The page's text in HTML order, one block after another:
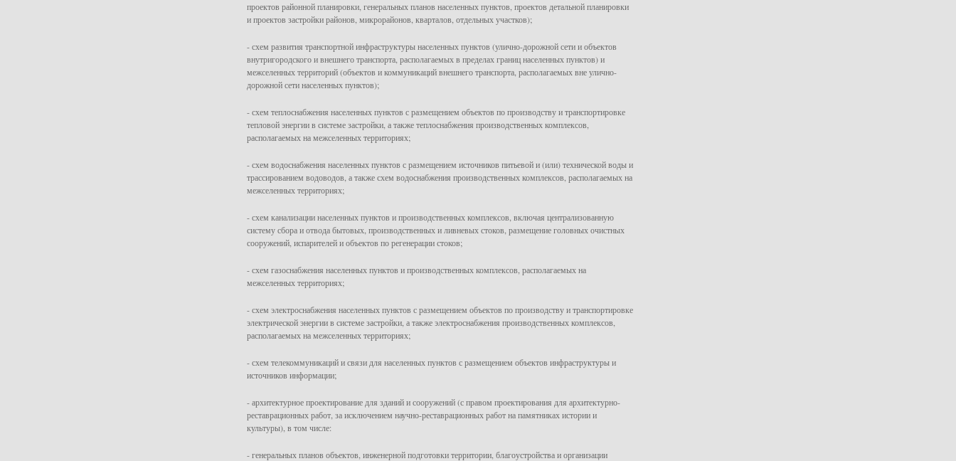
проектов районной планировки, генеральных планов населенных пунктов, проектов детальной планировки
и проектов застройки районов, микрорайонов, кварталов, отдельных участков);
- схем развития транспортной инфраструктуры населенных пунктов (улично-дорожной сети и объектов
внутригородского и внешнего транспорта, располагаемых в пределах границ населенных пунктов) и
межселенных территорий (объектов и коммуникаций внешнего транспорта, располагаемых вне улично-
дорожной сети населенных пунктов);
- схем теплоснабжения населенных пунктов с размещением объектов по производству и транспортировке
тепловой энергии в системе застройки, а также теплоснабжения производственных комплексов,
располагаемых на межселенных территориях;
- схем водоснабжения населенных пунктов с размещением источников питьевой и (или) технической воды и
трассированием водоводов, а также схем водоснабжения производственных комплексов, располагаемых на
межселенных территориях;
- схем канализации населенных пунктов и производственных комплексов, включая централизованную
систему сбора и отвода бытовых, производственных и ливневых стоков, размещение головных очистных
сооружений, испарителей и объектов по регенерации стоков;
- схем газоснабжения населенных пунктов и производственных комплексов, располагаемых на
межселенных территориях;
- схем электроснабжения населенных пунктов с размещением объектов по производству и транспортировке
электрической энергии в системе застройки, а также электроснабжения производственных комплексов,
располагаемых на межселенных территориях;
- схем телекоммуникаций и связи для населенных пунктов с размещением объектов инфраструктуры и
источников информации;
- архитектурное проектирование для зданий и сооружений (с правом проектирования для архитектурно-
реставрационных работ, за исключением научно-реставрационных работ на памятниках истории и
культуры), в том числе:
- генеральных планов объектов, инженерной подготовки территории, благоустройства и организации